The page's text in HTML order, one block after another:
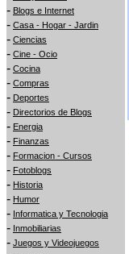
- Blogs e Internet
- Casa - Hogar - Jardin
- Ciencias
- Cine - Ocio
- Cocina
- Compras
- Deportes
- Directorios de Blogs
- Energia
- Finanzas
- Formacion - Cursos
- Fotoblogs
- Historia
- Humor
- Informatica y Tecnologia
- Inmobiliarias
- Juegos y Videojuegos